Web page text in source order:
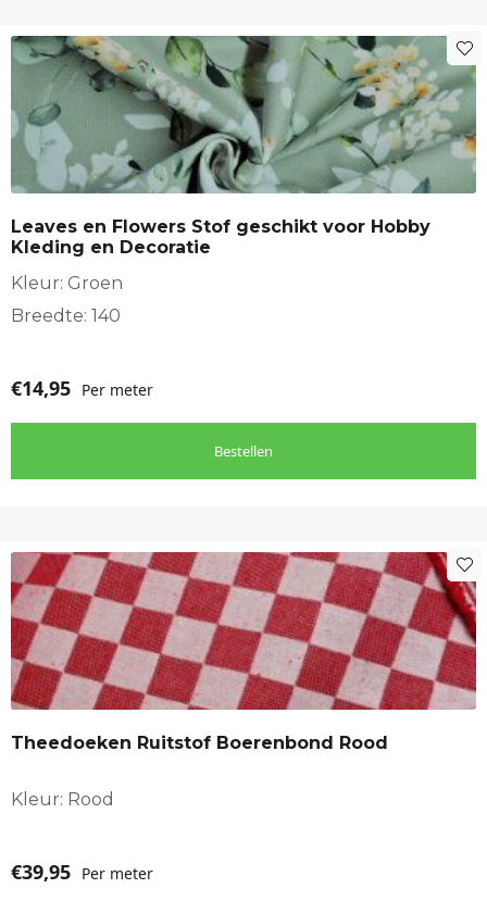
Toepassingen
Gordijnen
Kussens en sierkussens
Keukentextiel
Leaves en Flowers Stof geschikt voor Hobby
Kleding en Decoratie
Kleur: Groen
Breedte: 140
€14,95 Per meter
Bestellen
Theedoeken Ruitstof Boerenbond Rood
Kleur: Rood
€39,95 Per meter